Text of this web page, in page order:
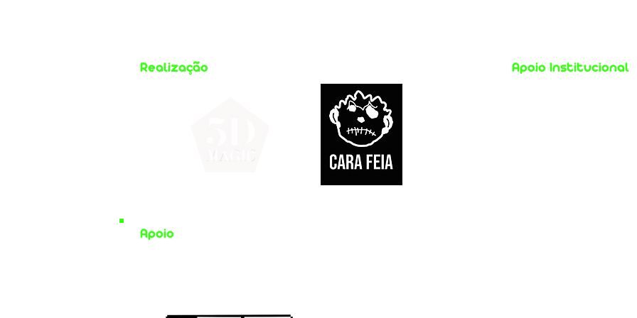
Realização Apoio Institucional
Apoio